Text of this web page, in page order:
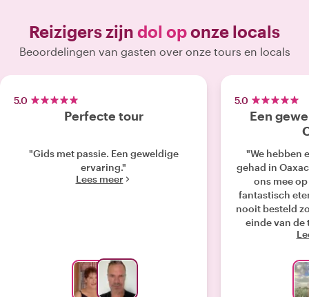
Reizigers zijn dol oponze locals
Beoordelingen van gasten over onze tours en locals
5.0
Perfecte tour
"Gids met passie. Een geweldige
ervaring."
Lees meer
5.0
Een
"We hebben
gehad in
ons mee
fantastisch
nooit besteld
einde van de
naar een
gegeten. Ze
die met een